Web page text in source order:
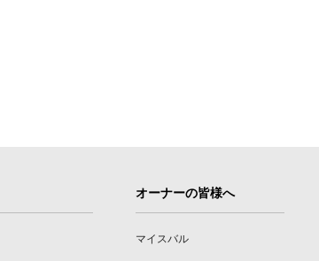
オーナーの皆様へ
マイスバル